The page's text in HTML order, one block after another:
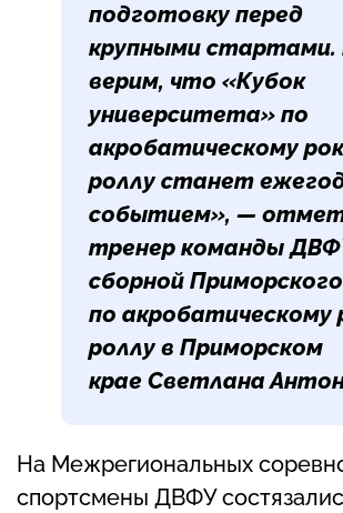
подготовку перед
крупными
верим, что «Кубок
университета» по
акробатическому
роллу станет
событием», —
тренер команды
сборной
по акробатическому
роллу в Приморском
крае Светлана
На Межрегиональных
спортсмены ДВФУ